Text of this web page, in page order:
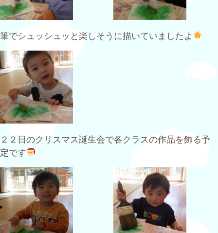
筆でシュッシュッと楽しそうに描いていましたよ
２２日のクリスマス誕生会で各クラスの作品を飾る予
定です